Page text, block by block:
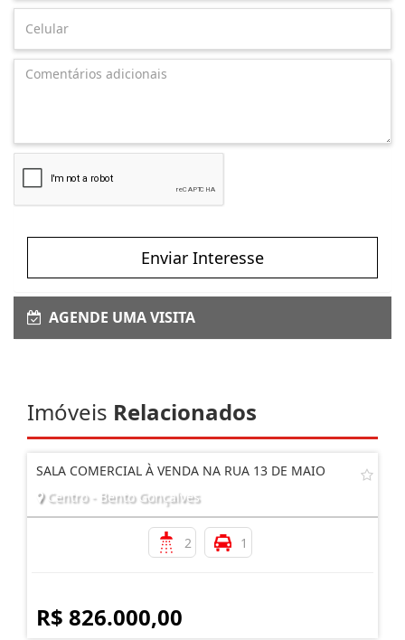
Enviar Interesse
AGENDE UMA VISITA
Imóveis Relacionados
SALA COMERCIAL À VENDA NA RUA 13 DE MAIO
Centro - Bento Gonçalves
2 1
R$ 826.000,00